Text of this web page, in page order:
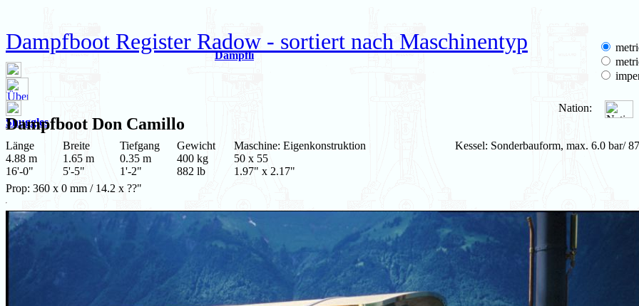
Dampfboot Register Radow - sortiert nach Maschinentyp
Dämpfli
Snuggles
Dampfboot Don Camillo
Nation:
Länge
4.88 m
16'-0"
Breite
1.65 m
5'-5"
Tiefgang
0.35 m
1'-2"
Gewicht
400 kg
882 lb
Maschine: Eigenkonstruktion
50 x 55
1.97" x 2.17"
Kessel: Sonderbauform, max. 6.0 bar/
Prop: 360 x 0 mm / 14.2 x ??"